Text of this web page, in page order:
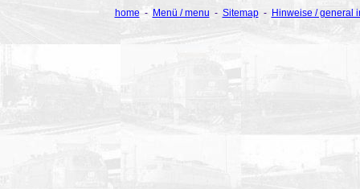
home- Menü / menu - Sitemap- Hinweise / general